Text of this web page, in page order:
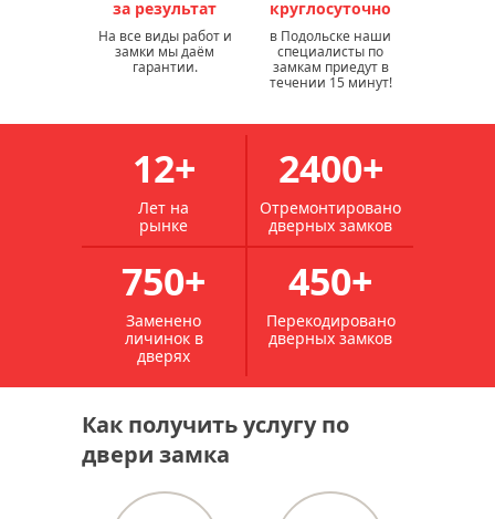
за результат
На все виды работ и
замки мы даём
гарантии.
круглосуточно
в Подольске наши
специалисты по
замкам приедут в
течении 15 минут!
12+
Лет на
рынке
2400+
Отремонтировано
дверных замков
750+
Заменено
личинок в
дверях
450+
Перекодировано
дверных замков
Как получить услугу по
двери замка